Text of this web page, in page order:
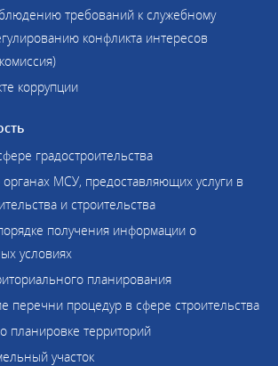
требований к служебному
конфликта интересов
коррупции
градостроительства
МСУ, предоставляющих услуги в
и строительства
получения информации о
условиях
планирования
процедур в сфере строительства
планировке территорий
участок